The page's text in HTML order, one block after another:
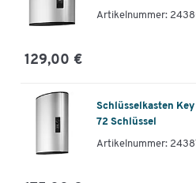
Artikelnummer:
129,00 €
Schlüsselkasten
72 Schlüssel
Artikelnummer: